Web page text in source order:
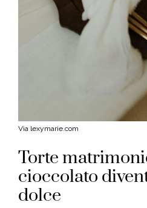
Via lexymarie.com
Torte
cioccolato
dolce